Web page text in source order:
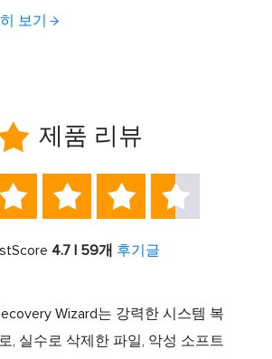
보기
제품 리뷰
   
4.7 | 59개 후기글
Wizard는 강력한 시스템 복
, 실수로 삭제한 파일, 악성 소프트